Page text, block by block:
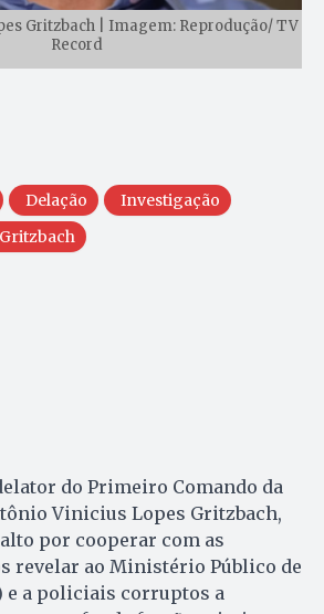
Gritzbach | Imagem: Reprodução/ TV
Record
Delação
Investigação
do Primeiro Comando da
Vinicius Lopes Gritzbach,
por cooperar com as
revelar ao Ministério Público de
e a policiais corruptos a